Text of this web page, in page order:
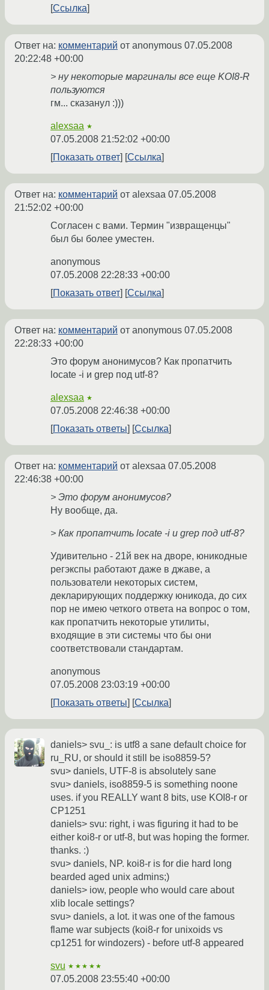
Ссылка
Ответ на: комментарий от anonymous 07.05.2008
20:22:48 +00:00
> ну некоторые маргиналы все еще KOI8-R
пользуются
гм... сказанул :)))
alexsaa ★
07.05.2008 21:52:02 +00:00
Показать ответ
Ссылка
Ответ на: комментарий от alexsaa 07.05.2008
21:52:02 +00:00
Согласен с вами. Термин "извращенцы"
был бы более уместен.
anonymous
07.05.2008 22:28:33 +00:00
Показать ответ
Ссылка
Ответ на: комментарий от anonymous 07.05.2008
22:28:33 +00:00
Это форум анонимусов? Как пропатчить
locate -i и grep под utf-8?
alexsaa ★
07.05.2008 22:46:38 +00:00
Показать ответы
Ссылка
Ответ на: комментарий от alexsaa 07.05.2008
22:46:38 +00:00
> Это форум анонимусов?
Ну вообще, да.
> Как пропатчить locate -i и grep под utf-8?
Удивительно - 21й век на дворе, юникодные
регэкспы работают даже в джаве, а
пользователи некоторых систем,
декларирующих поддержку юникода, до сих
пор не имею четкого ответа на вопрос о том,
как пропатчить некоторые утилиты,
входящие в эти системы что бы они
соответствовали стандартам.
anonymous
07.05.2008 23:03:19 +00:00
Показать ответы
Ссылка
daniels> svu_: is utf8 a sane default choice for
ru_RU, or should it still be iso8859-5?
svu> daniels, UTF-8 is absolutely sane
svu> daniels, iso8859-5 is something noone
uses. if you REALLY want 8 bits, use KOI8-r or
CP1251
daniels> svu: right, i was figuring it had to be
either koi8-r or utf-8, but was hoping the former.
thanks. :)
svu> daniels, NP. koi8-r is for die hard long
bearded aged unix admins;)
daniels> iow, people who would care about
xlib locale settings?
svu> daniels, a lot. it was one of the famous
flame war subjects (koi8-r for unixoids vs
cp1251 for windozers) - before utf-8 appeared
svu ★★★★★
07.05.2008 23:55:40 +00:00